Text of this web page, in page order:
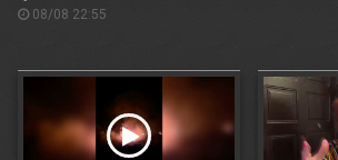
08/08 22:55